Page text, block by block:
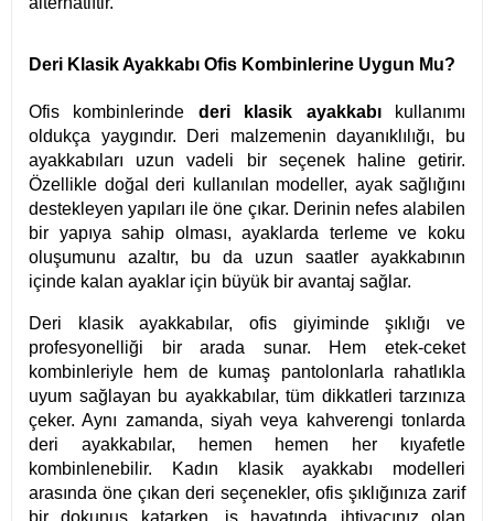
Deri Klasik Ayakkabı Ofis Kombinlerine Uygun Mu?
Ofis kombinlerinde deri klasik ayakkabıkullanımı
oldukça yaygındır. Deri malzemenin dayanıklılığı, bu
ayakkabıları uzun vadeli bir seçenek haline getirir.
Özellikle doğal deri kullanılan modeller, ayak sağlığını
destekleyen yapıları ile öne çıkar. Derinin nefes alabilen
bir yapıya sahip olması, ayaklarda terleme ve koku
oluşumunu azaltır, bu da uzun saatler ayakkabının
içinde kalan ayaklar için büyük bir avantaj sağlar.
Deri klasik ayakkabılar, ofis giyiminde şıklığı ve
profesyonelliği bir arada sunar. Hem etek-ceket
kombinleriyle hem de kumaş pantolonlarla rahatlıkla
uyum sağlayan bu ayakkabılar, tüm dikkatleri tarzınıza
çeker. Aynı zamanda, siyah veya kahverengi tonlarda
deri ayakkabılar, hemen hemen her kıyafetle
kombinlenebilir. Kadın klasik ayakkabı modelleri
arasında öne çıkan deri seçenekler, ofis şıklığınıza zarif
bir dokunuş katarken, iş hayatında ihtiyacınız olan